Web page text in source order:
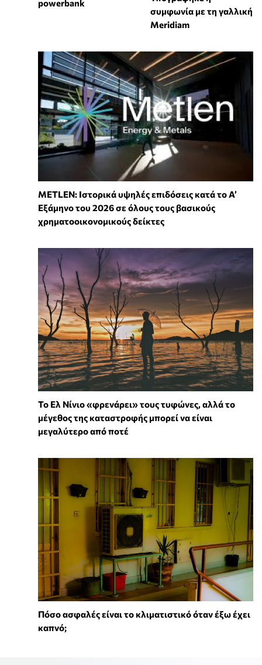
powerbank
συμφωνία με τη γαλλική
Meridiam
METLEN: Ιστορικά υψηλές επιδόσεις κατά το Α’
Εξάμηνο του 2026 σε όλους τους βασικούς
χρηματοοικονομικούς δείκτες
Το Ελ Νίνιο «φρενάρει» τους τυφώνες, αλλά το
μέγεθος της καταστροφής μπορεί να είναι
μεγαλύτερο από ποτέ
Πόσο ασφαλές είναι το κλιματιστικό όταν έξω έχει
καπνό;